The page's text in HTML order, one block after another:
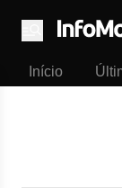
Menu
Início